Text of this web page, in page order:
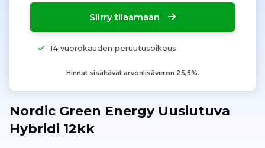
Siirry tilaamaan
14 vuorokauden peruutusoikeus
Hinnat sisältävät arvonlisäveron 25,5%.
Nordic Green Energy Uusiutuva
Hybridi 12kk